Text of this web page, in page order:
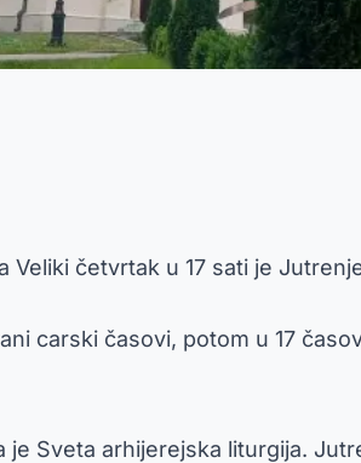
Veliki četvrtak u 17 sati je
carski časovi, potom u 17
Sveta arhijerejska liturgija.